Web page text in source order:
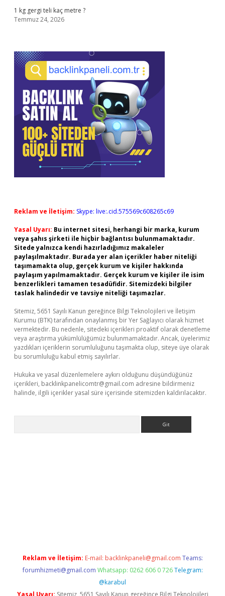
1 kg gergi teli kaç metre ?
Temmuz 24, 2026
Reklam ve İletişim: Skype: live:.cid.575569c608265c69
Yasal Uyarı: Bu internet sitesi, herhangi bir marka, kurum
veya şahıs şirketi ile hiçbir bağlantısı bulunmamaktadır.
Sitede yalnızca kendi hazırladığımız makaleler
paylaşılmaktadır. Burada yer alan içerikler haber niteliği
taşımamakta olup, gerçek kurum ve kişiler hakkında
paylaşım yapılmamaktadır. Gerçek kurum ve kişiler ile isim
benzerlikleri tamamen tesadüfidir. Sitemizdeki bilgiler
taslak halindedir ve tavsiye niteliği taşımazlar.
Sitemiz, 5651 Sayılı Kanun gereğince Bilgi Teknolojileri ve İletişim
Kurumu (BTK) tarafından onaylanmış bir Yer Sağlayıcı olarak hizmet
vermektedir. Bu nedenle, sitedeki içerikleri proaktif olarak denetleme
veya araştırma yükümlülüğümüz bulunmamaktadır. Ancak, üyelerimiz
yazdıkları içeriklerin sorumluluğunu taşımakta olup, siteye üye olarak
bu sorumluluğu kabul etmiş sayılırlar.
Hukuka ve yasal düzenlemelere aykırı olduğunu düşündüğünüz
içerikleri, backlinkpanelicomtr@gmail.com adresine bildirmeniz
halinde, ilgili içerikler yasal süre içerisinde sitemizden kaldırılacaktır.
Reklam ve İletişim: E-mail: backlinkpaneli@gmail.com Teams:
forumhizmeti@gmail.com Whatsapp: 0262 606 0 726 Telegram:
@karabul
Yasal Uyarı: Sitemiz, 5651 Sayılı Kanun gereğince Bilgi Teknolojileri